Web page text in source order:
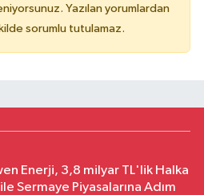
Yazılan yorumlardan
sorumlu tutulamaz.
Enerji, 3,8 milyar TL'lik Halka
Sermaye Piyasalarına Adım